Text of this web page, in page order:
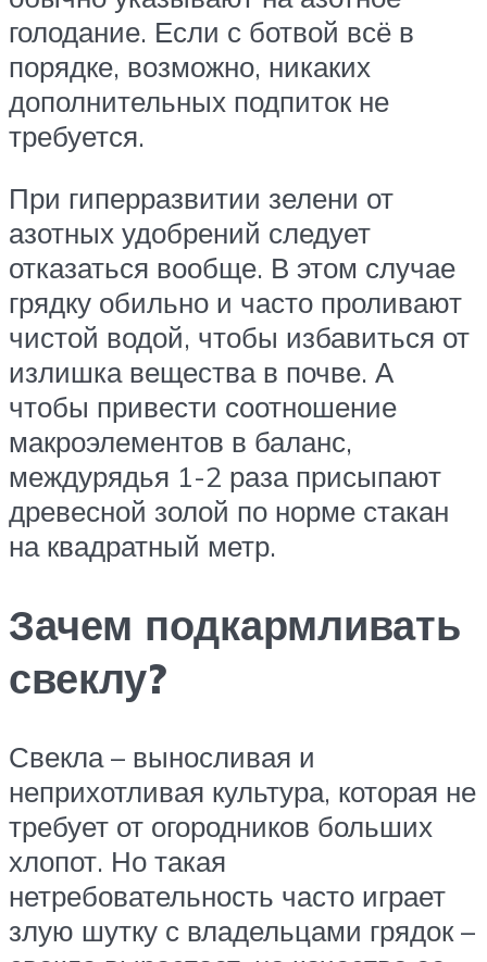
голодание. Если с ботвой всё в
порядке, возможно, никаких
дополнительных подпиток не
требуется.
При гиперразвитии зелени от
азотных удобрений следует
отказаться вообще. В этом случае
грядку обильно и часто проливают
чистой водой, чтобы избавиться от
излишка вещества в почве. А
чтобы привести соотношение
макроэлементов в баланс,
междурядья 1-2 раза присыпают
древесной золой по норме стакан
на квадратный метр.
Зачем подкармливать
свеклу?
Свекла – выносливая и
неприхотливая культура, которая не
требует от огородников больших
хлопот. Но такая
нетребовательность часто играет
злую шутку с владельцами грядок –